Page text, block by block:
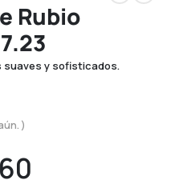
Rubio
suaves y sofisticados.
)